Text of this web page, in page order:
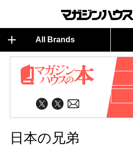
All Brands
日本の兄弟